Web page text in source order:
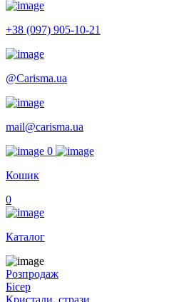
+38 (097) 905-10-21
@Carisma.ua
mail@carisma.ua
0
Кошик
0
Каталог
Розпродаж
Бісер
Кристали, стрази